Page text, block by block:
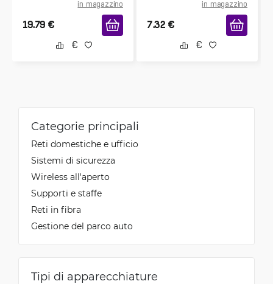
in magazzino
19.79 €
in magazzino
7.32 €
Categorie principali
Reti domestiche e ufficio
Sistemi di sicurezza
Wireless all'aperto
Supporti e staffe
Reti in fibra
Gestione del parco auto
Tipi di apparecchiature